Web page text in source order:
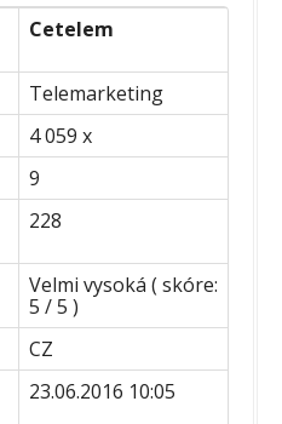
Cetelem
Telemarketing
4 059 x
9
228
Velmi vysoká ( skóre:
5 / 5 )
CZ
23.06.2016 10:05